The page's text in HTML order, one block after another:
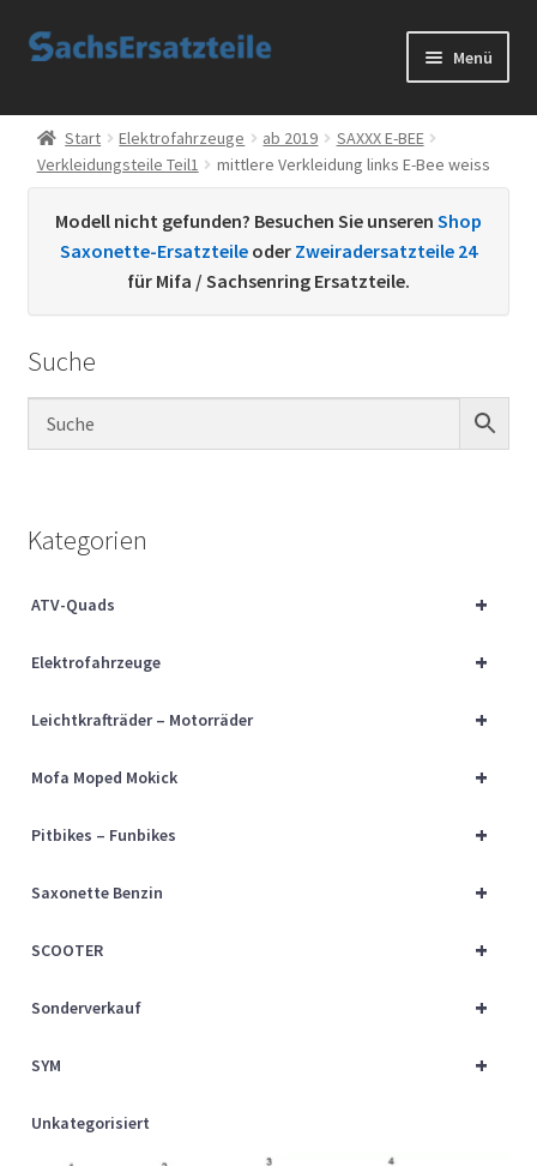
Zur
Zum
Menü
Start
AGB
Datenschutzerklärung
Kontakt
Sachs Ersatzteile
Über uns
Start Elektrofahrzeuge ab 2019
SAXXX E-BEE
Verkleidungsteile Teil1
mittlere Verkleidung links E-Bee weiss
Modell nicht gefunden? Besuchen Sie unseren Shop
Saxonette-Ersatzteile oder Zweiradersatzteile 24
für Mifa / Sachsenring Ersatzteile.
Suche
Kategorien
+
ATV-Quads
+
Elektrofahrzeuge
+
Leichtkrafträder – Motorräder
+
Mofa Moped Mokick
+
Pitbikes – Funbikes
+
Saxonette Benzin
+
SCOOTER
+
Sonderverkauf
+
SYM
Unkategorisiert